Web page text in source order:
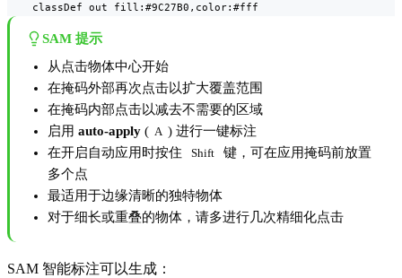
    classDef out fill:#9C27B0,color:#fff
SAM 提示
从点击物体中心开始
在掩码外部再次点击以扩大覆盖范围
在掩码内部点击以减去不需要的区域
启用 auto-apply ( A ) 进行一键标注
在开启自动应用时按住
Shift
键，可在应用掩码前放置
多个点
最适用于边缘清晰的独特物体
对于细长或重叠的物体，请多进行几次精细化点击
SAM 智能标注可以生成：